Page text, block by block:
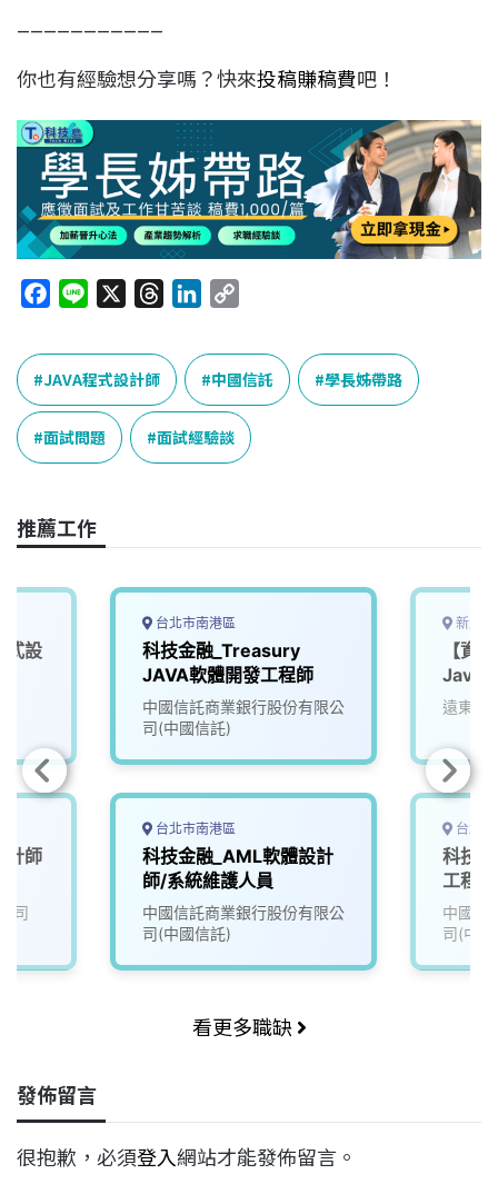
你也有經驗想分享嗎？快來投稿賺稿費吧！
c
e
b
o
o
n
e
r
a
d
s
n
k
e
d
I
p
y
L
n
JAVA程式設計師 中國信託 學長姊帶路
面試問題 面試經驗談
推薦工作
式設
計師
司
台北市南港區
科技金融_Treasury
JAVA軟體開發工程師
中國信託商業銀行股份有限公
司(中國信託)
台北市南港區
科技金融_AML軟體設計
師/系統維護人員
中國信託商業銀行股份有限公
司(中國信託)
新北
【資
Java
遠東國
台北
科技
工程
JAVA)
中國信
司(中
看更多職缺
發佈留言
很抱歉，必須登入網站才能發佈留言。